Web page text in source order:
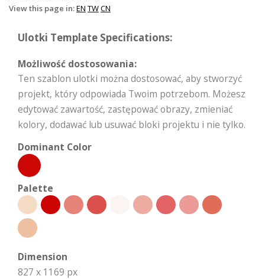
View this page in:EN TWCN
Ulotki Template Specifications:
Możliwość dostosowania:
Ten szablon ulotki można dostosować, aby stworzyć
projekt, który odpowiada Twoim potrzebom. Możesz
edytować zawartość, zastępować obrazy, zmieniać
kolory, dodawać lub usuwać bloki projektu i nie tylko.
Dominant Color
Palette
Dimension
827 x 1169 px